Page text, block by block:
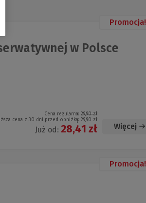
Promocja!
w Polsce
Cena regularna: 29,90 zł
cena z 30 dni przed obniżką: 29,90 zł
Już od: 28,41 zł Więcej
Promocja!